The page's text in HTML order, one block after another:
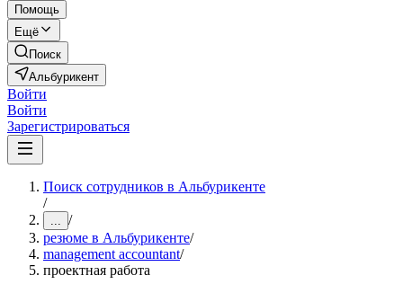
Помощь
Ещё
Поиск
Альбурикент
Войти
Войти
Зарегистрироваться
Поиск сотрудников в Альбурикенте
/
... /
резюме в Альбурикенте/
management accountant/
проектная работа